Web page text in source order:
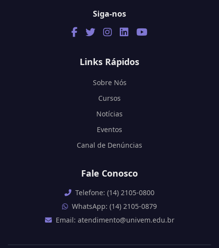
Siga-nos
Links Rápidos
Sobre Nós
Cursos
Notícias
Eventos
Canal de Denúncias
Fale Conosco
Telefone: (14) 2105-0800
WhatsApp: (14) 2105-0879
Email: atendimento@univem.edu.br